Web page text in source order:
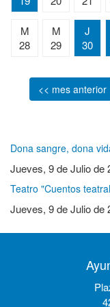
M
28
M
29
J
30
<< mes anterior
Dona sangre, dona
Jueves, 9 de Julio de
Teatro "Cuentos
Jueves, 9 de Julio de